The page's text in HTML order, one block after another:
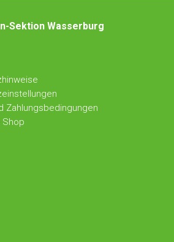
Sektion Wasserburg
Zahlungsbedingungen
Shop